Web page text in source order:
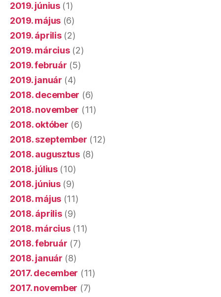
2019. június(1)
2019. május (6)
2019. április(2)
2019. március(2)
2019. február (5)
2019. január (4)
2018. december (6)
2018. november (11)
2018. október (6)
2018. szeptember (12)
2018. augusztus(8)
2018. július(10)
2018. június(9)
2018. május (11)
2018. április(9)
2018. március(11)
2018. február (7)
2018. január (8)
2017. december (11)
2017. november (7)